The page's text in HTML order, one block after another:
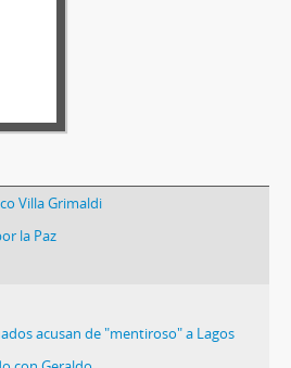
Villa Grimaldi
la Paz
acusan de "mentiroso" a Lagos